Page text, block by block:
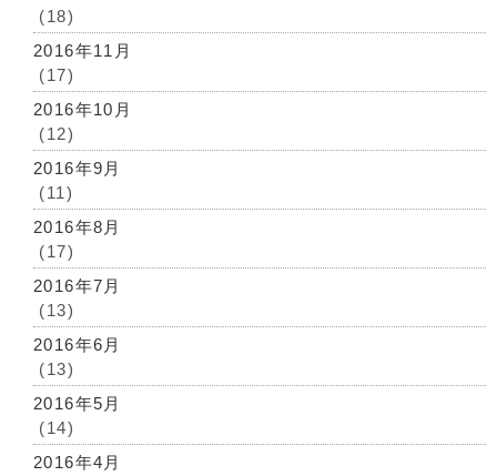
(18)
2016年11月
(17)
2016年10月
(12)
2016年9月
(11)
2016年8月
(17)
2016年7月
(13)
2016年6月
(13)
2016年5月
(14)
2016年4月